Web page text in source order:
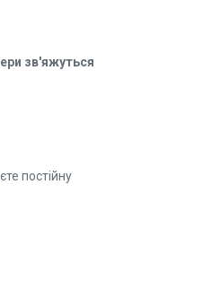
зв'яжуться
постійну